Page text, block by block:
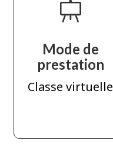
Mode de
prestation
Classe virtuelle